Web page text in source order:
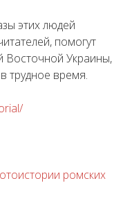
этих людей
помогут
Восточной Украины,
трудное время.
ромских